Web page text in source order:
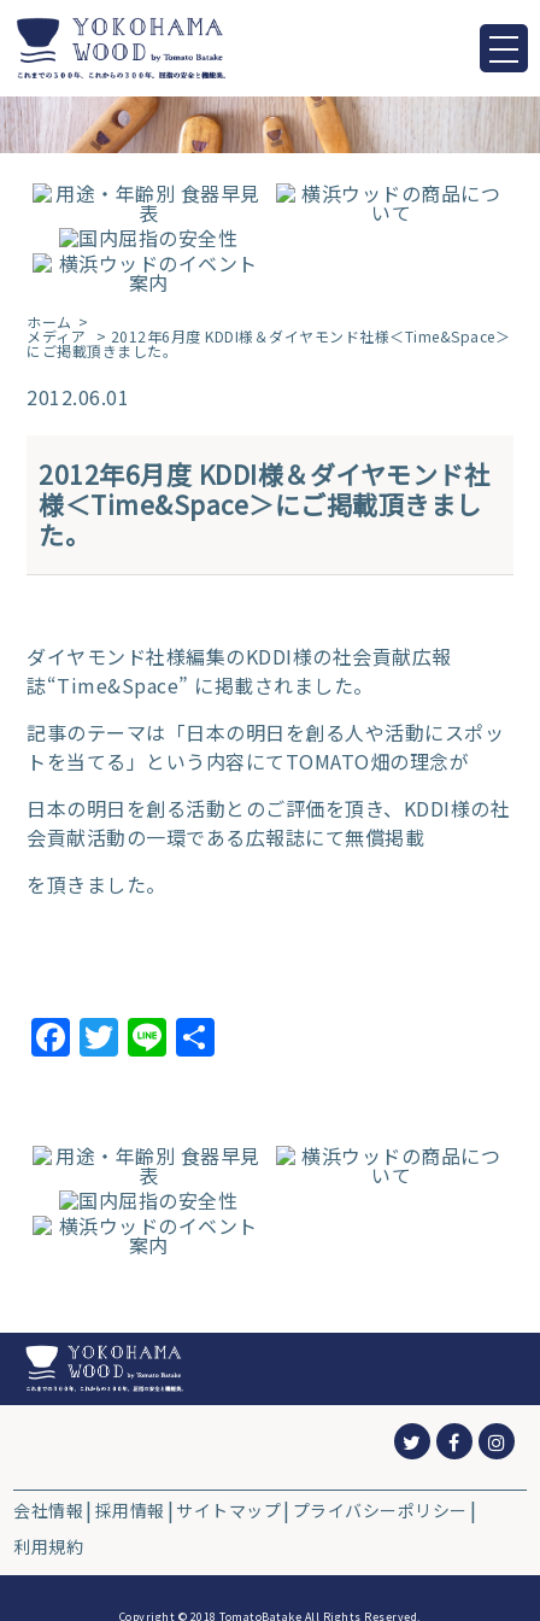
ホーム
メディア > 2012年6月度 KDDI様＆ダイヤモンド社様＜Time&Space＞
にご掲載頂きました。
2012.06.01
2012年6月度 KDDI様＆ダイヤモンド社
様＜Time&Space＞にご掲載頂きまし
た。
ダイヤモンド社様編集のKDDI様の社会貢献広報
誌“Time&Space” に掲載されました。
記事のテーマは「日本の明日を創る人や活動にスポッ
トを当てる」という内容にてTOMATO畑の理念が
日本の明日を創る活動とのご評価を頂き、KDDI様の社
会貢献活動の一環である広報誌にて無償掲載
を頂きました。
FacebookTwitterLine
会社情報 採用情報 サイトマップ プライバシーポリシー
利用規約
Copyright © 2018 TomatoBatake All Rights Reserved.